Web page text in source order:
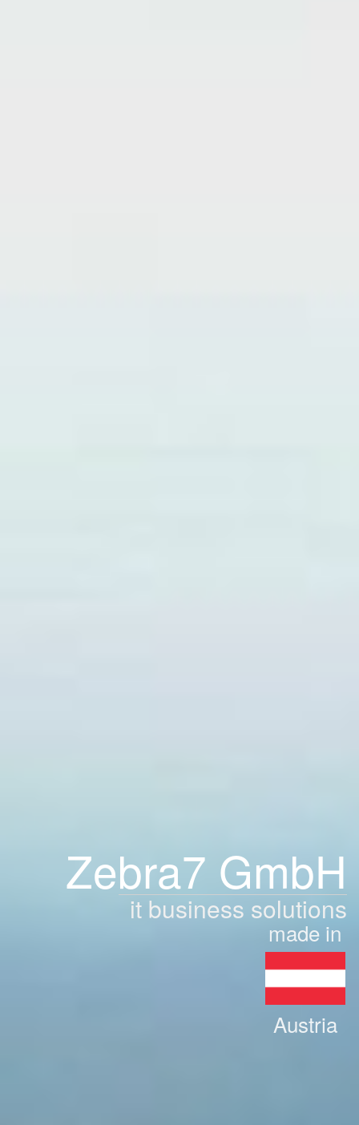
Zebra7 GmbH
it business solutions
made in
Austria